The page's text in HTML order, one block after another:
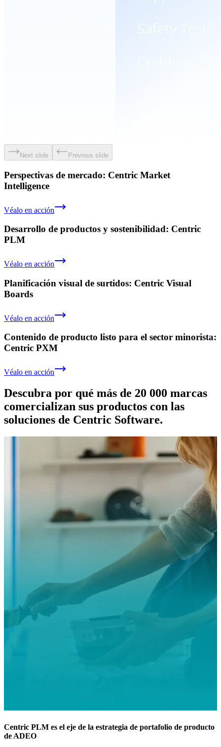
Next slide Previous slide
Perspectivas de mercado: Centric Market
Intelligence
Véalo en acción
Desarrollo de productos y sostenibilidad: Centric
PLM
Véalo en acción
Planificación visual de surtidos: Centric Visual
Boards
Véalo en acción
Contenido de producto listo para el sector minorista:
Centric PXM
Véalo en acción
Descubra por qué más de 20 000 marcas
comercializan sus productos con las
soluciones de Centric Software.
Centric PLM es el eje de la estrategia de portafolio de producto
de ADEO